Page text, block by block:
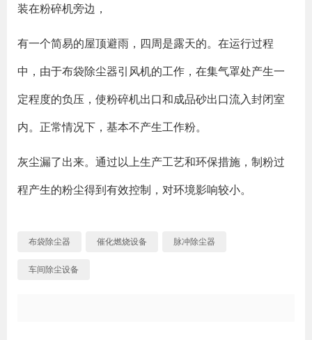
装在粉碎机旁边，
有一个简易的屋顶避雨，四周是露天的。在运行过程
中，由于布袋除尘器引风机的工作，在集气罩处产生一
定程度的负压，使粉碎机出口和成品砂出口流入封闭室
内。正常情况下，基本不产生工作粉。
灰尘漏了出来。通过以上生产工艺和环保措施，制粉过
程产生的粉尘得到有效控制，对环境影响较小。
布袋除尘器 催化燃烧设备 脉冲除尘器
车间除尘设备